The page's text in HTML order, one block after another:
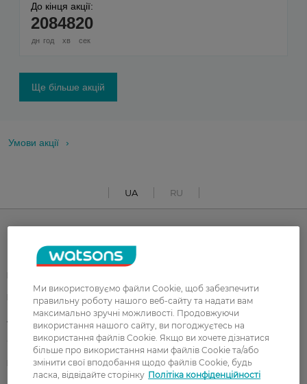
До кінця акції:
2
дн
08
год
48
хв
19
сек
Ще більше акцій
Умови акції
UA RU
Каталог
Парфуми Здоров'я
Акції Макіяж
Обличчя Тіло
Подарунки Діти
Ми використовуємо файли Cookie, щоб забезпечити
правильну роботу нашого веб-сайту та надати вам
максимально зручні можливості. Продовжуючи
використання нашого сайту, ви погоджуєтесь на
використання файлів Cookie. Якщо ви хочете дізнатися
більше про використання нами файлів Cookie та/або
змінити свої вподобання щодо файлів Cookie, будь
ласка, відвідайте сторінку Політіка конфіденційності